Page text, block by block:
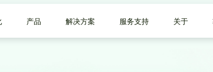
产品 解决方案 服务支持 关于